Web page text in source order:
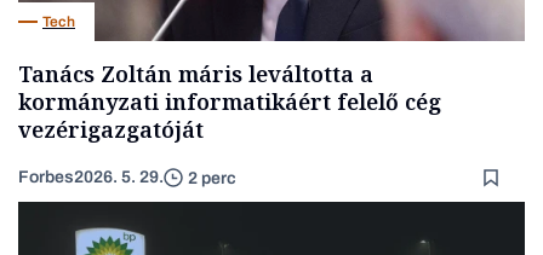
Tech
Tanács Zoltán máris leváltotta a
kormányzati informatikáért felelő cég
vezérigazgatóját
Forbes2026. 5. 29. 2 perc